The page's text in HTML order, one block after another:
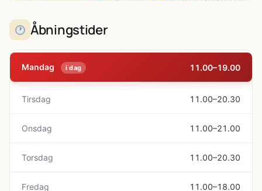
Åbningstider
Mandag i dag 11.00–19.00
Tirsdag 11.00–20.30
Onsdag 11.00–21.00
Torsdag 11.00–20.30
Fredag 11.00–18.00